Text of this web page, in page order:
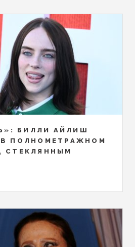
БИЛЛИ АЙЛИШ
ПОЛНОМЕТРАЖНОМ
СТЕКЛЯННЫМ